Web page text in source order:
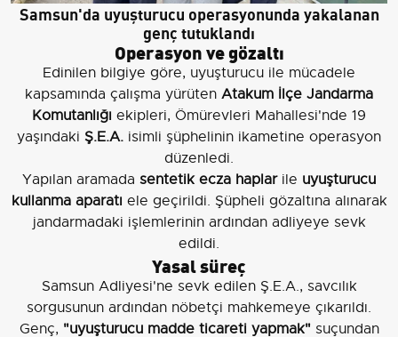
Samsun'da uyuşturucu operasyonunda yakalanan
genç tutuklandı
Operasyon ve gözaltı
Edinilen bilgiye göre, uyuşturucu ile mücadele
kapsamında çalışma yürüten Atakum İlçe Jandarma
Komutanlığı ekipleri, Ömürevleri Mahallesi'nde 19
yaşındaki Ş.E.A. isimli şüphelinin ikametine operasyon
düzenledi.
Yapılan aramada sentetik ecza haplarile uyuşturucu
kullanma aparatı ele geçirildi. Şüpheli gözaltına alınarak
jandarmadaki işlemlerinin ardından adliyeye sevk
edildi.
Yasal süreç
Samsun Adliyesi'ne sevk edilen Ş.E.A., savcılık
sorgusunun ardından nöbetçi mahkemeye çıkarıldı.
Genç, "uyuşturucu madde ticareti yapmak"suçundan